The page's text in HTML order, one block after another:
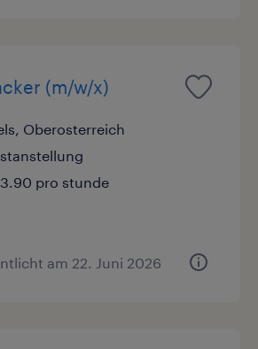
(m/w/x)
Oberosterreich
pro stunde
am 22. Juni 2026